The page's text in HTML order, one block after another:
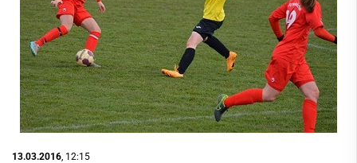
13.03.2016, 12:15